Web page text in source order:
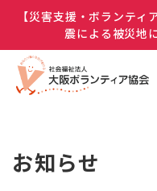
【災害支援・ボランテ
震による被災地
お知らせ